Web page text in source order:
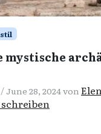
mystische
/June 28, 2024von